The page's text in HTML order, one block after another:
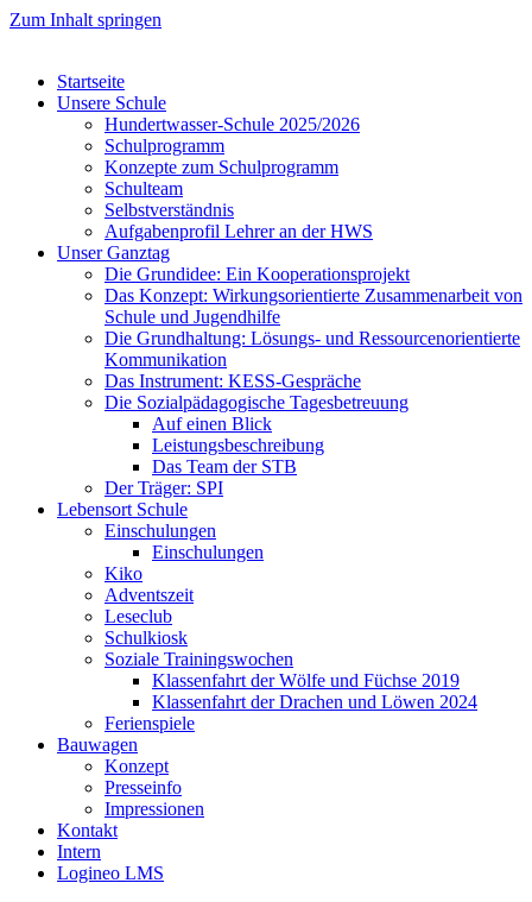
Zum Inhalt springen
Startseite
Unsere Schule
Hundertwasser-Schule 2025/2026
Schulprogramm
Konzepte zum Schulprogramm
Schulteam
Selbst­ver­ständ­nis
Aufgabenprofil Lehrer an der HWS
Unser Ganztag
Die Grundidee: Ein Kooperationsprojekt
Das Konzept: Wirkungsorientierte Zusammenarbeit von
Schule und Jugendhilfe
Die Grundhaltung: Lösungs- und Ressourcenorientierte
Kommunikation
Das Instrument: KESS-Gespräche
Die Sozialpädagogische Tagesbetreuung
Auf einen Blick
Leistungsbeschreibung
Das Team der STB
Der Träger: SPI
Lebensort Schule
Einschulungen
Einschulungen
Kiko
Adventszeit
Leseclub
Schulkiosk
Soziale Trainingswochen
Klassenfahrt der Wölfe und Füchse 2019
Klassenfahrt der Drachen und Löwen 2024
Ferienspiele
Bauwagen
Konzept
Presseinfo
Impressionen
Kontakt
Intern
Logineo LMS